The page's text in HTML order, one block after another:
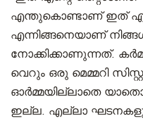
എന്തുകൊണ്ടാണ് ഇത്
എന്നിങ്ങനെയാണ്
നോക്കിക്കാണുന്നത്.
വെറും ഒരു മെമ്മറി
ഓർമ്മയില്ലാതെ
ഇല്ല. എല്ലാ ഘടനകളും